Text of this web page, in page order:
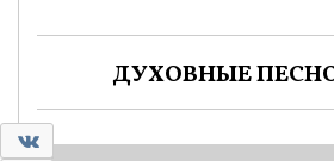
0
ДУХОВНЫЕ